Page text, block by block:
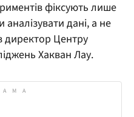
фіксують лише
аналізувати дані, а не
директор Центру
Хакван Лау.